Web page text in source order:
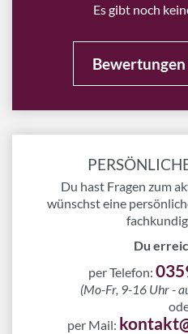
Es gibt noch
Bewertungen
Du hast Fragen zum
wünschst eine
Du
per Telefon:
(Mo-Fr, 9-16 Uhr -
per Mail: